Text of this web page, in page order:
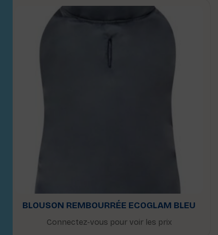
BLOUSON REMBOURRÉE ECOGLAM BLEU
Connectez-vous pour voir les prix